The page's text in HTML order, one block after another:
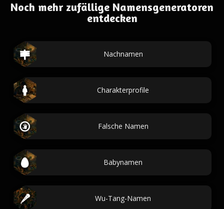
Noch mehr zufällige Namensgeneratoren
entdecken
Nachnamen
Charakterprofile
Falsche Namen
Babynamen
Wu-Tang-Namen